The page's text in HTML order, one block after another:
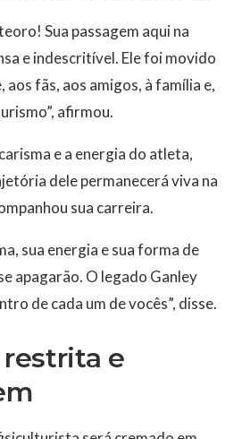
Sua passagem aqui na
e indescritível. Ele foi movido
fãs, aos amigos, à família e,
afirmou.
e a energia do atleta,
dele permanecerá viva na
sua carreira.
sua energia e sua forma de
apagarão. O legado Ganley
de cada um de vocês”, disse.
e